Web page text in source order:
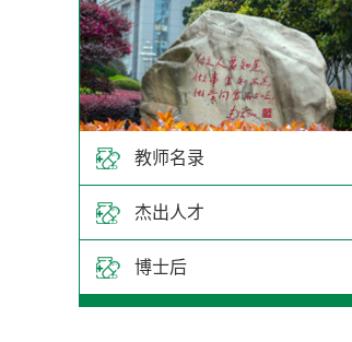
教师名录
杰出人才
博士后